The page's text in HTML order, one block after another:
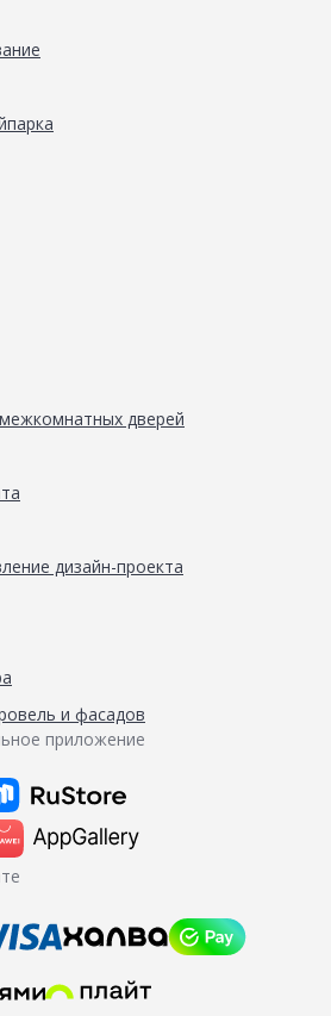
дверей
дизайн-проекта
и фасадов
приложение